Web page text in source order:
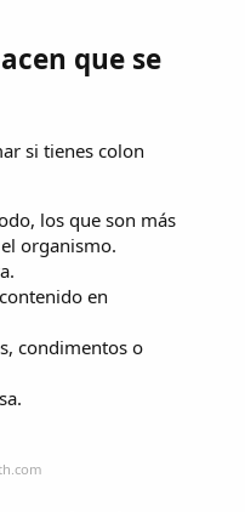
que se
si tienes colon
los que son más
organismo.
en
condimentos o